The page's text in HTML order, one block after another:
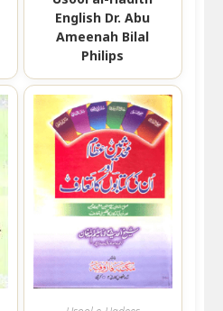
English Dr. Abu
Ameenah Bilal
Philips